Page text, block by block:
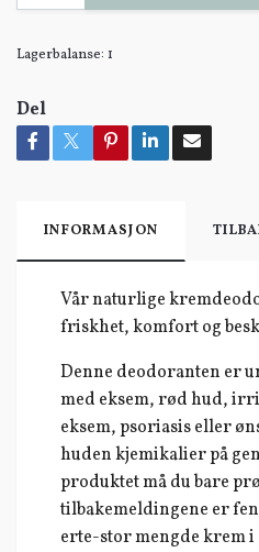
Lagerbalanse: 1
Del
INFORMASJON
Vår naturlige
friskhet, komfort og
Denne deodoranten er
med eksem, rød hud,
eksem, psoriasis eller
huden kjemikalier på
produktet må du bare
tilbakemeldingene er
erte-stor mengde krem